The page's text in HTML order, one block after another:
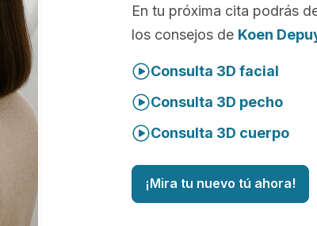
En tu próxima cita podrás
los consejos de Koen
Consulta 3D facial
Consulta 3D pecho
Consulta 3D cuerpo
¡Mira tu nuevo tú ahora!